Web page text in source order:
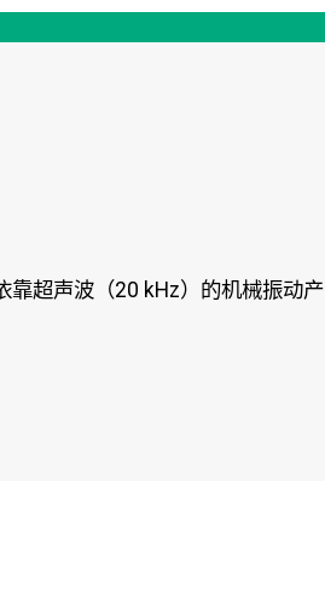
靠超声波（20 kHz）的机械振动产